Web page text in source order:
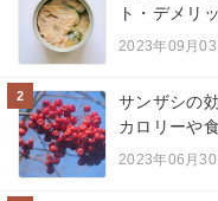
ト・デメリ
2023年09月03
2
サンザシの
カロリーや
2023年06月30